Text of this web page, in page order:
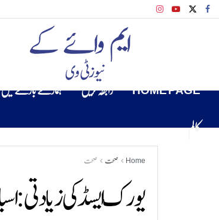
HOME PAGE رابطہ کریں ہمارے بارے میں
کالم
Home صحت صحت
یورک ایسڈ کی زیادتی: